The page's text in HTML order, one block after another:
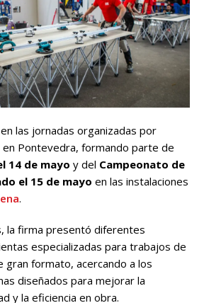
las jornadas organizadas por
en Pontevedra, formando parte de
14 de mayo y del Campeonato de
el 15 de mayo en las instalaciones
.
la firma presentó diferentes
especializadas para trabajos de
gran formato, acercando a los
diseñados para mejorar la
y la eficiencia en obra.